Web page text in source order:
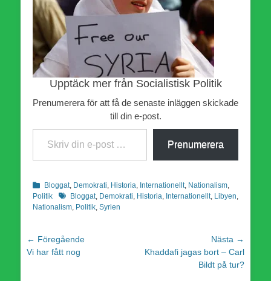
Upptäck mer från Socialistisk Politik
Prenumerera för att få de senaste inläggen skickade
till din e-post.
Skriv din e-post …
Prenumerera
Kategorier
Bloggat, Demokrati Historia Internationellt, Nationalism
Politik
Etiketter
Bloggat, Demokrati Historia Internationellt, Libyen
Nationalism Politik Syrien
Inläggsnavigering
← Föregående
Föregående
Vi har fått nog
Nästa →
Nästa
Khaddafi jagas bort – Carl
Bildt på tur?